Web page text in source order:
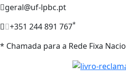
geral@uf-lpbc.pt
+351 244 891 767*
* Chamada para a Rede Fixa